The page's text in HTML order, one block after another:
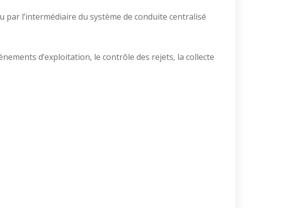
l’intermédiaire du système de conduite centralisé
d’exploitation, le contrôle des rejets, la collecte